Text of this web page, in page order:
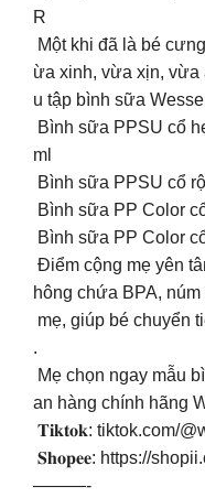
R
Một khi đã là bé
ừa xinh, vừa xịn, vừa
u tập bình sữa
Bình sữa PPSU cổ
ml
Bình sữa PPSU cổ
Bình sữa PP Color
Bình sữa PP Color
Điểm cộng mẹ yên
hông chứa BPA,
mẹ, giúp bé chuyển
.
Mẹ chọn ngay mẫu
an hàng chính hãng
𝐓𝐢𝐤𝐭𝐨𝐤: tiktok.com/
𝐒𝐡𝐨𝐩𝐞𝐞: https://
———-